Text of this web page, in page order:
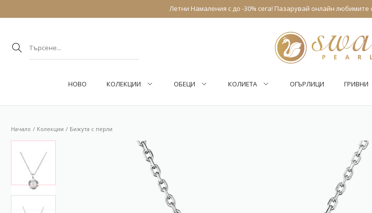
Летни Намаления с до -30% сега! Пазарувай онлайн любимите
НОВО КОЛЕКЦИИ ОБEЦИ КОЛИЕТА ОГЪРЛИЦИ ГРИВНИ
Начало Колекции Бижута с перли